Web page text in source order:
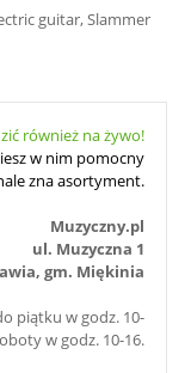
guitar, Slammer
również na żywo!
w nim pomocny
zna asortyment.
Muzyczny.pl
ul. Muzyczna 1
gm. Miękinia
piątku w godz. 10-
w godz. 10-16.